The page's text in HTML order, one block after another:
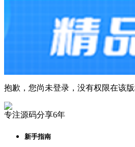
抱歉，您尚未登录，没有权限在该
专注源码分享6年
新手指南